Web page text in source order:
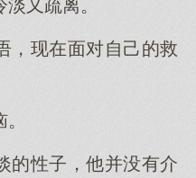
又疏离。
，现在面对自己的救
的性子，他并没有介